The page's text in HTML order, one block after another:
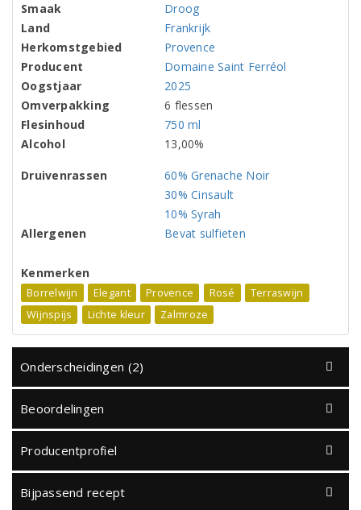
Smaak
Droog
Land
Frankrijk
Herkomstgebied
Provence
Producent
Domaine Saint Ferréol
Oogstjaar
2025
Omverpakking
6 flessen
Flesinhoud
750 ml
Alcohol
13,00%
Druivenrassen
60% Grenache Noir
30% Cinsault
10% Syrah
Allergenen
Bevat sulfieten
Kenmerken
Borrelwijn Elegant Provence Rosé
Terraswijn
Wijnspijs
Lichte kleur Zalmroze
Onderscheidingen (2)
Beoordelingen
Producentprofiel
Bijpassend recept